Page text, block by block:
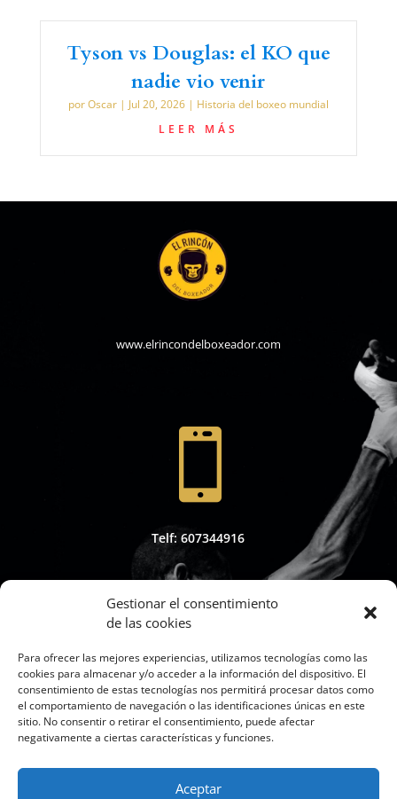
Gestionar el consentimiento
de las cookies
Para ofrecer las mejores experiencias, utilizamos tecnologías como las
cookies para almacenar y/o acceder a la información del dispositivo. El
consentimiento de estas tecnologías nos permitirá procesar datos como
el comportamiento de navegación o las identificaciones únicas en este
sitio. No consentir o retirar el consentimiento, puede afectar
negativamente a ciertas características y funciones.
Aceptar
Tyson vs Douglas: el KO que
nadie vio venir
porOscar| Jul 20, 2026| Historia del boxeo mundial
LEER MÁS
www.elrincondelboxeador.com

Telf: 607344916

Whapsap: 607344916